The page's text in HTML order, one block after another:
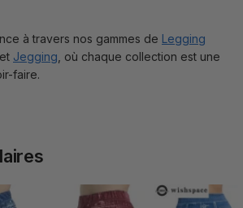
à travers nos gammes de Legging
et Jegging, où chaque collection est une
faire.